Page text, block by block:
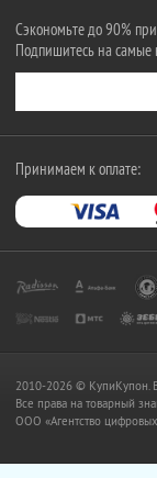
Сэкономьте до 90%
Подпишитесь на
Принимаем к оплате:
2010-2026 © КупиКупон.
Все права на товарный
OOO «Агентство